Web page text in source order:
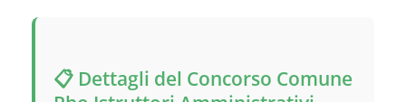
📋 Dettagli del Concorso Comune